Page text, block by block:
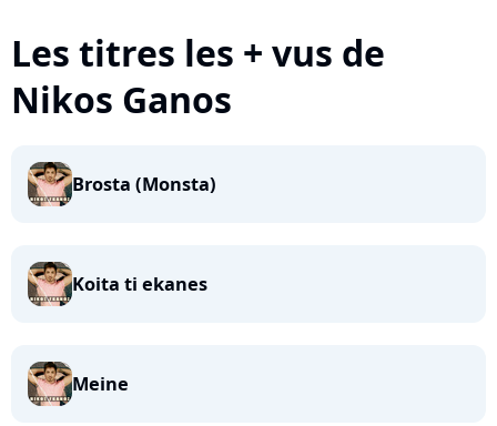
Les titres les + vus de
Nikos Ganos
Brosta (Monsta)
Koita ti ekanes
Meine